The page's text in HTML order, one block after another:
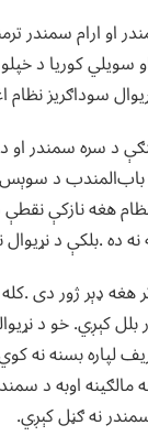
او ارام سمندر
کوریا د
سوداګریز نظام
سره سمندر او د
د سوېس
هغه نازکې
ده .بلکې د
هغه ډېر ژور دی
بلل کېږي. خو د
لپاره بسنه نه
اوبه د
نه ګڼل کېږي.